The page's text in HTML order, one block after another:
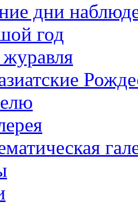
дни
год